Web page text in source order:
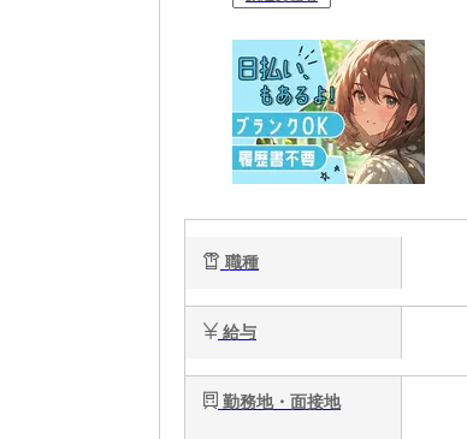
職種
給与
勤務地・面接地